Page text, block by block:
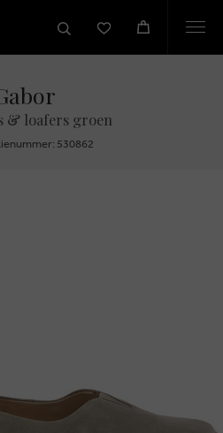
& loafers groen
530862